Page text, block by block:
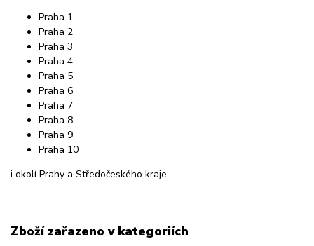
Praha 1
Praha 2
Praha 3
Praha 4
Praha 5
Praha 6
Praha 7
Praha 8
Praha 9
Praha 10
i okolí Prahy a Středočeského kraje.
Zboží zařazeno v kategoriích